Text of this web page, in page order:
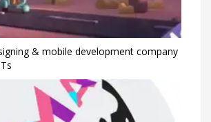
& mobile development company